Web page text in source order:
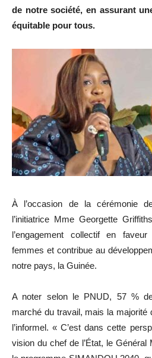
de notre société, en assurant
équitable pour tous.
À l’occasion de la cérémonie
l’initiatrice Mme Georgette
l’engagement collectif en
femmes et contribue au
notre pays, la Guinée.
A noter selon le PNUD, 57 %
marché du travail, mais la majorité
l’informel. « C’est dans cette
vision du chef de l’État, le